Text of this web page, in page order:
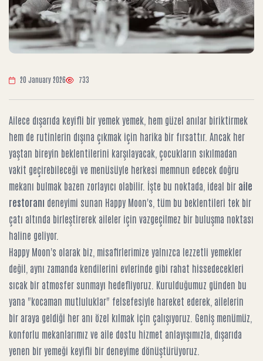
20 January 2026 733
Ailece dışarıda keyifli bir yemek yemek, hem güzel anılar biriktirmek
hem de rutinlerin dışına çıkmak için harika bir fırsattır. Ancak her
yaştan bireyin beklentilerini karşılayacak, çocukların sıkılmadan
vakit geçirebileceği ve menüsüyle herkesi memnun edecek doğru
mekanı bulmak bazen zorlayıcı olabilir. İşte bu noktada, ideal bir aile
restoranı deneyimi sunan Happy Moon's, tüm bu beklentileri tek bir
çatı altında birleştirerek aileler için vazgeçilmez bir buluşma noktası
haline geliyor.
Happy Moon's olarak biz, misafirlerimize yalnızca lezzetli yemekler
değil, aynı zamanda kendilerini evlerinde gibi rahat hissedecekleri
sıcak bir atmosfer sunmayı hedefliyoruz. Kurulduğumuz günden bu
yana "kocaman mutluluklar" felsefesiyle hareket ederek, ailelerin
bir araya geldiği her anı özel kılmak için çalışıyoruz. Geniş menümüz,
konforlu mekanlarımız ve aile dostu hizmet anlayışımızla, dışarıda
yenen bir yemeği keyifli bir deneyime dönüştürüyoruz.